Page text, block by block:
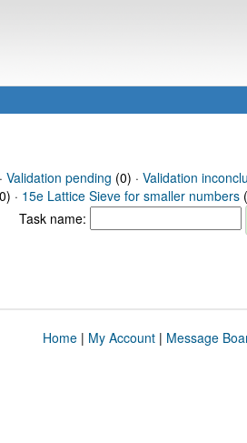
Validation pending (0) · Validation
· 15e Lattice Sieve for smaller numbers
Task name:
Home| My Account| Message